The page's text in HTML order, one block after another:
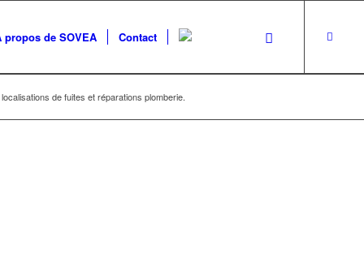
propos de SOVEA Contact
de fuites et réparations plomberie.